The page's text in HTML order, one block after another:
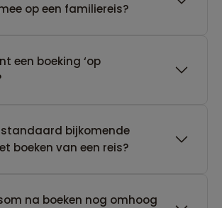
op een familiereis?
een boeking ‘op
bijkomende
boeken van een reis?
na boeken nog omhoog